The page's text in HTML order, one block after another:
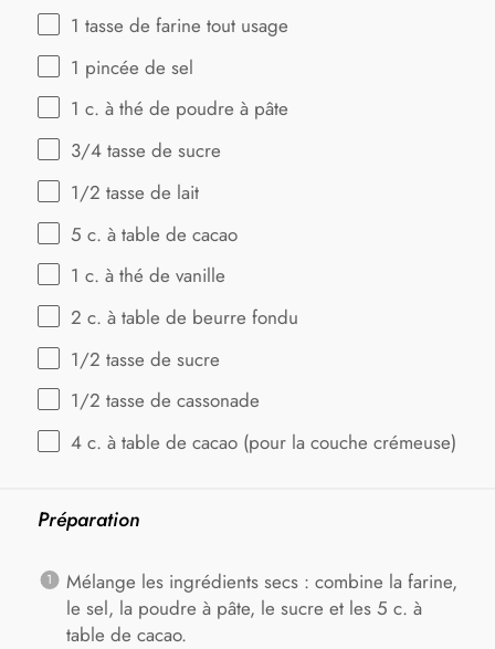
1 tasse de farine tout usage
1 pincée de sel
1 c. à thé de poudre à pâte
3/4 tasse de sucre
1/2 tasse de lait
5 c. à table de cacao
1 c. à thé de vanille
2 c. à table de beurre fondu
1/2 tasse de sucre
1/2 tasse de cassonade
4 c. à table de cacao (pour la couche crémeuse)
Préparation
Mélange les ingrédients secs : combine la farine,
le sel, la poudre à pâte, le sucre et les 5 c. à
table de cacao.